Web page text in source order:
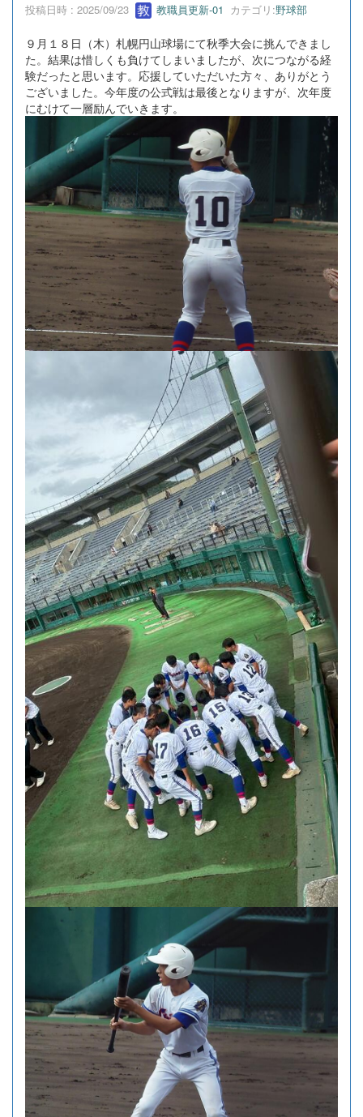
投稿日時 : 2025/09/23 教職員更新-01 カテゴリ:野球部
９月１８日（木）札幌円山球場にて秋季大会に挑んできまし
た。結果は惜しくも負けてしまいましたが、次につながる経
験だったと思います。応援していただいた方々、ありがとう
ございました。今年度の公式戦は最後となりますが、次年度
にむけて一層励んでいきます。